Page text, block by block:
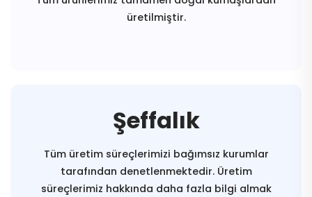
üretilmiştir.
Şeffalık
Tüm üretim süreçlerimizi bağımsız kurumlar
tarafından denetlenmektedir. Üretim
süreçlerimiz hakkında daha fazla bilgi almak